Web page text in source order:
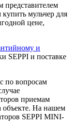
представителем
мульчер для
цене,
и
SEPPI и поставке
по вопросам
приемам
объекте. На нашем
SEPPI MINI-